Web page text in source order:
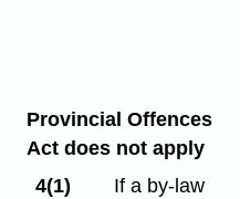
Provincial Offences
Act does not apply
4(1)
If a by-law